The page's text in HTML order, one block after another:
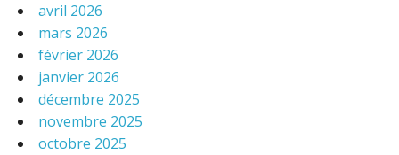
avril 2026
mars 2026
février 2026
janvier 2026
décembre 2025
novembre 2025
octobre 2025